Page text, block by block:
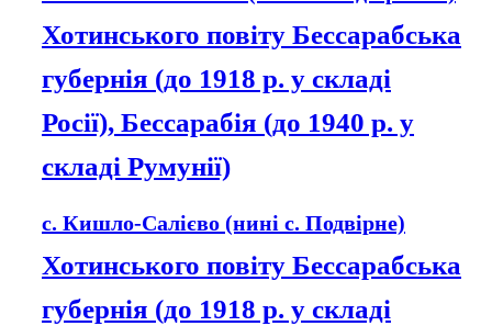
Хотинського повіту Бессарабська
губернія (до 1918 р. у складі
Росії), Бессарабія (до 1940 р. у
складі Румунії)
с. Кишло-Салієво (нині с. Подвірне)
Хотинського повіту Бессарабська
губернія (до 1918 р. у складі